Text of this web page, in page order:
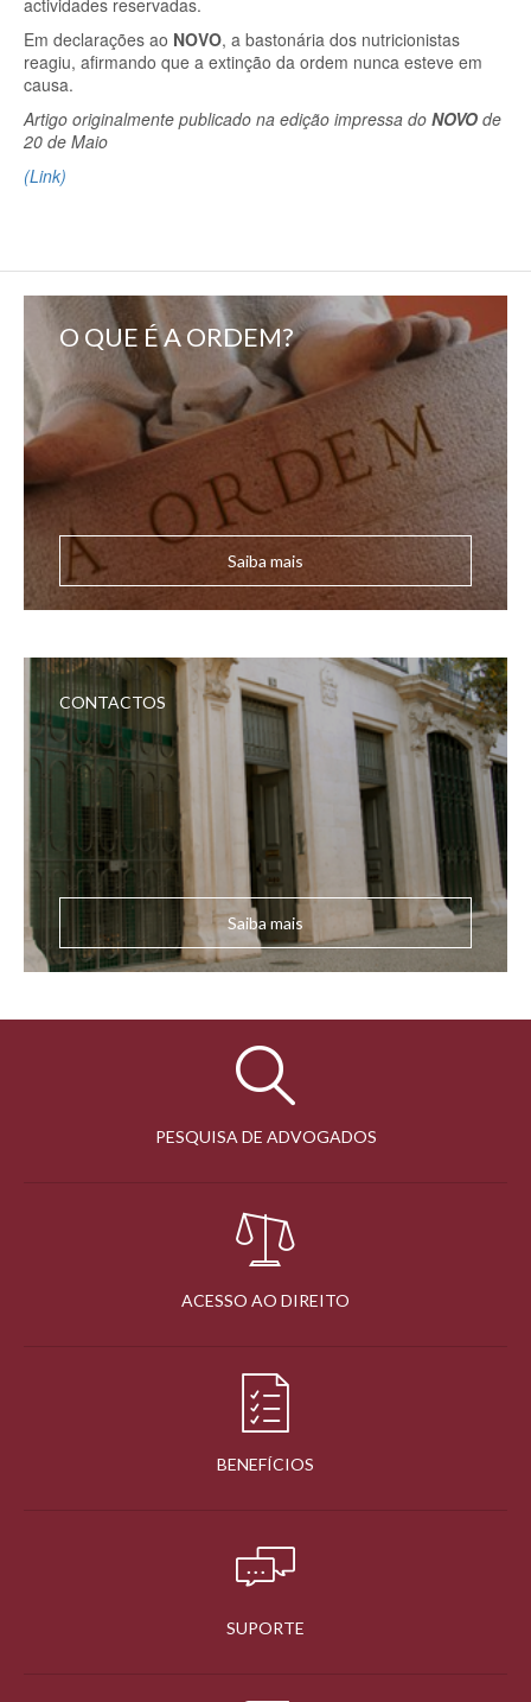
actividades reservadas.
Em declarações ao NOVO, a bastonária dos nutricionistas
reagiu, afirmando que a extinção da ordem nunca esteve em
causa.
Artigo originalmente publicado na edição impressa do NOVO de
20 de Maio
(Link)
O QUE É A ORDEM?
Saiba mais
CONTACTOS
Saiba mais
PESQUISA DE ADVOGADOS
ACESSO AO DIREITO
BENEFÍCIOS
SUPORTE